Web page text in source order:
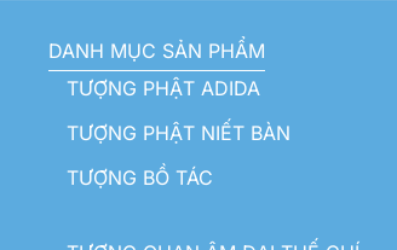
DANH MỤC SẢN PHẨM
TƯỢNG PHẬT ADIDA
TƯỢNG PHẬT NIẾT BÀN
TƯỢNG BỒ TÁC